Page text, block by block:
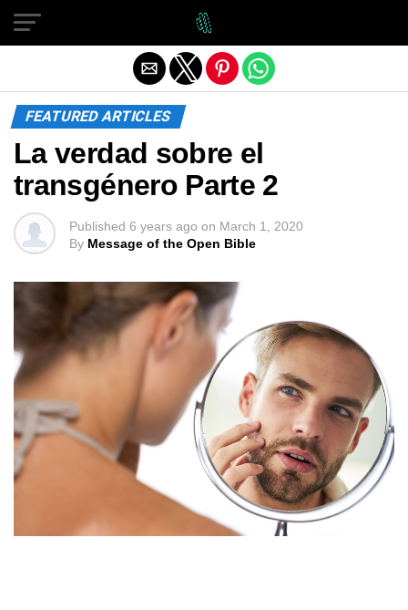
FEATURED ARTICLES
La verdad sobre el
transgénero Parte 2
Published 6 years ago on March 1, 2020
By Message of the Open Bible
Exit mobile version